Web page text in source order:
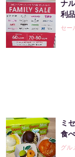
宝
ます
PR
宝
PR
ナ
利
セー
ミ
食
グル